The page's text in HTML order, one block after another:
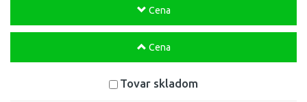
Cena
Cena
Tovar skladom